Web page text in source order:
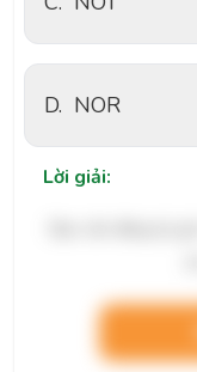
D. NOR
Lời giải: